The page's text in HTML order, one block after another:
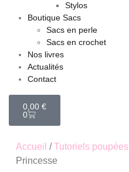
Stylos
Boutique Sacs
Sacs en perle
Sacs en crochet
Nos livres
Actualités
Contact
0,00 €
0
Accueil /Tutoriels poupées
Princesse